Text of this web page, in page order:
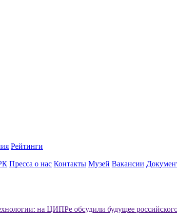
Рейтинги
Пресса о нас Контакты Музей Вакансии
на ЦИПРе обсудили будущее